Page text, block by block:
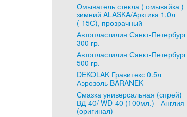
Омыватель стекла ( омывайка )
зимний ALASKA/Арктика 1,0л
(-15С), прозрачный
Автопластилин Санкт-Петербург
300 гр.
Автопластилин Санкт-Петербург
500 гр.
DEKOLAK Гравитекс 0.5л
Аэрозоль BARANEK
Смазка универсальная (спрей)
ВД-40/ WD-40 (100мл.) - Англия
(оригинал)